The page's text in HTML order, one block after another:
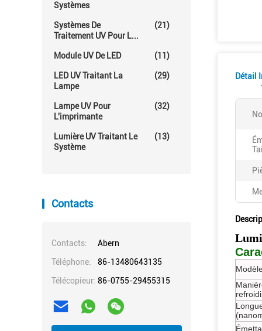
Systèmes
Systèmes De
Traitement UV Pour L...
(21)
Module UV De LED (11)
LED UV Traitant La
Lampe
(29)
Lampe UV Pour
L'imprimante
(32)
Lumière UV Traitant Le
Système
(13)
Contacts
Contacts:
Abern
Téléphone:
86-13480643135
Télécopieur: 86-0755-29455315
Détail